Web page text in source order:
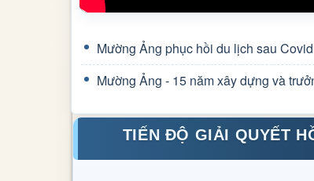
Mường Ảng phục hồi du lịch sau
Mường Ảng - 15 năm xây dựng và
TIẾN ĐỘ GIẢI QUYẾT